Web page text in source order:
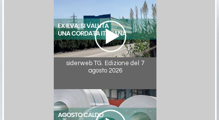
siderweb TG. Edizione del 7
agosto 2026